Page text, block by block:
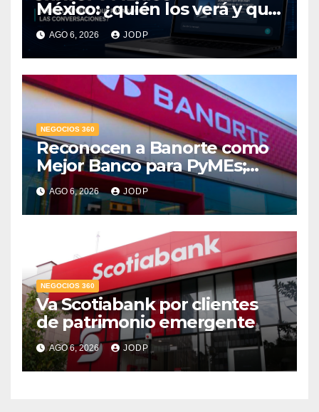
México: ¿quién los verá y qué
pasará con las
conversaciones?
AGO 6, 2026 JODP
NEGOCIOS 360
Reconocen a Banorte como
Mejor Banco para PyMEs;
supera 14% del mercado
crediticio
AGO 6, 2026 JODP
NEGOCIOS 360
Va Scotiabank por clientes
de patrimonio emergente
AGO 6, 2026 JODP